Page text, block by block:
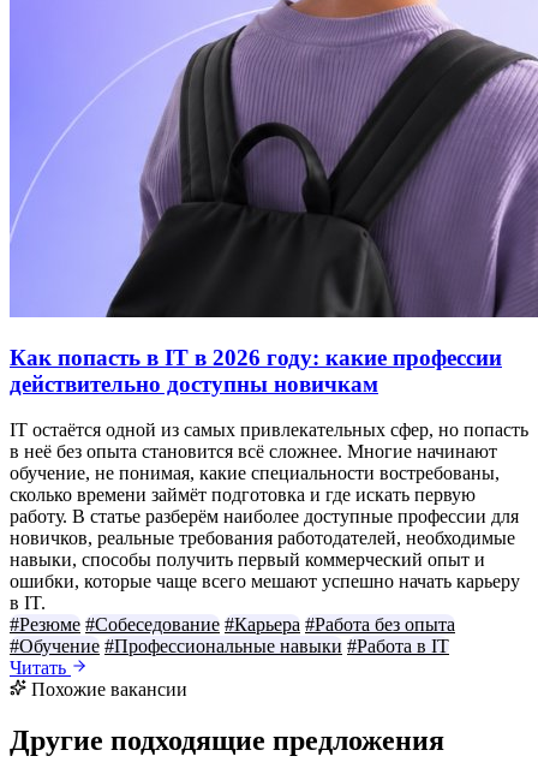
Как попасть в IT в 2026 году: какие профессии
действительно доступны новичкам
IT остаётся одной из самых привлекательных сфер, но попасть
в неё без опыта становится всё сложнее. Многие начинают
обучение, не понимая, какие специальности востребованы,
сколько времени займёт подготовка и где искать первую
работу. В статье разберём наиболее доступные профессии для
новичков, реальные требования работодателей, необходимые
навыки, способы получить первый коммерческий опыт и
ошибки, которые чаще всего мешают успешно начать карьеру
в IT.
#Резюме #Собеседование #Карьера #Работа без опыта
#Обучение #Профессиональные навыки #Работа в IT
Читать
Похожие вакансии
Другие подходящие предложения